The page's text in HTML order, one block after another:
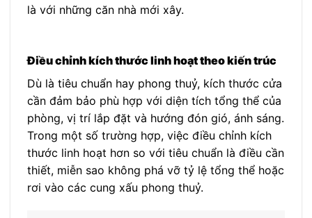
là với những căn nhà mới xây.
Điều chỉnh kích thước linh hoạt theo kiến trúc
Dù là tiêu chuẩn hay phong thuỷ, kích thước cửa
cần đảm bảo phù hợp với diện tích tổng thể của
phòng, vị trí lắp đặt và hướng đón gió, ánh sáng.
Trong một số trường hợp, việc điều chỉnh kích
thước linh hoạt hơn so với tiêu chuẩn là điều cần
thiết, miễn sao không phá vỡ tỷ lệ tổng thể hoặc
rơi vào các cung xấu phong thuỷ.